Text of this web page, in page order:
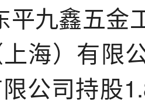
平九鑫五金
海）有限
公司持股